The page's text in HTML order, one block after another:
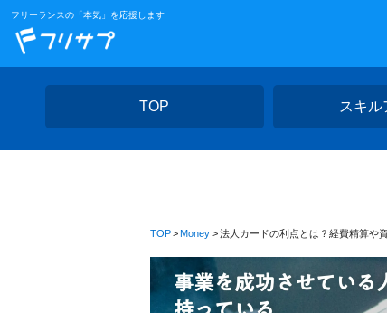
フリーランスの「本気」を応援します
TOP スキル
TOP Money 法人カードの利点とは？経費精算や